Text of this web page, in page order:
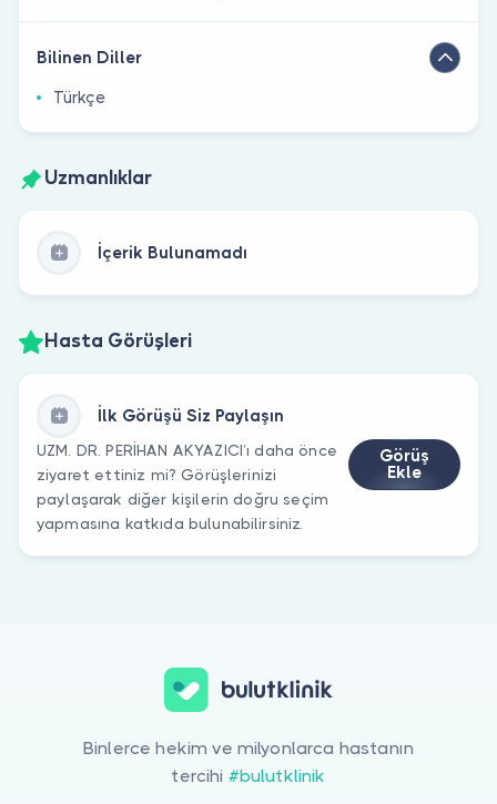
Bilinen Diller
Türkçe
Uzmanlıklar
İçerik Bulunamadı
Hasta Görüşleri
İlk Görüşü Siz Paylaşın
UZM. DR. PERİHAN AKYAZICI’ı daha önce
ziyaret ettiniz mi? Görüşlerinizi
paylaşarak diğer kişilerin doğru seçim
yapmasına katkıda bulunabilirsiniz.
Görüş
Ekle
Binlerce hekim ve milyonlarca hastanın
tercihi #bulutklinik